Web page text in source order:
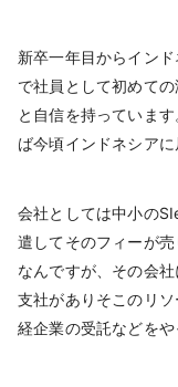
新卒一年目からイン
で社員として初めて
と自信を持っていま
ば今頃インドネシア
会社としては中小の
遣してそのフィーが
なんですが、その会
支社がありそこのリ
経企業の受託などをや